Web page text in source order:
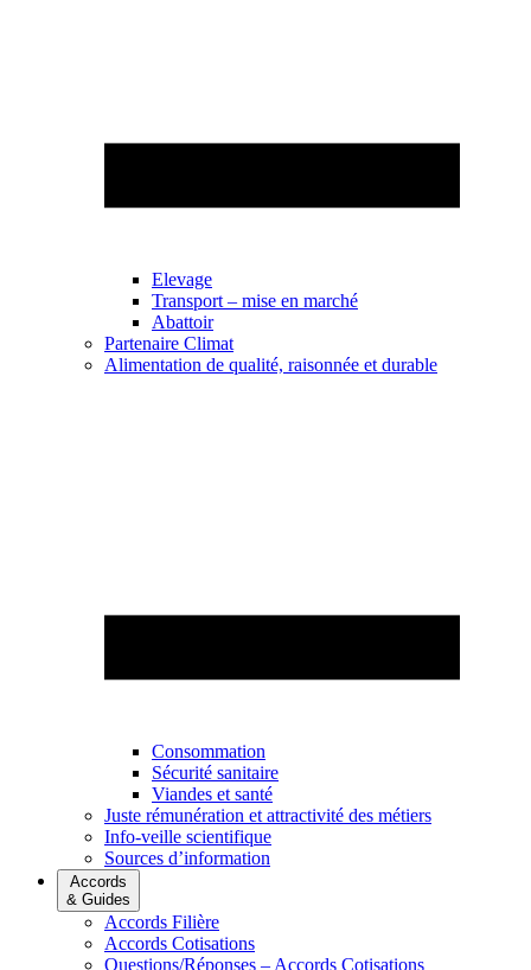
Elevage
Transport – mise en marché
Abattoir
Partenaire Climat
Alimentation de qualité, raisonnée et durable
Consommation
Sécurité sanitaire
Viandes et santé
Juste rémunération et attractivité des métiers
Info-veille scientifique
Sources d’information
Accords
& Guides
Accords Filière
Accords Cotisations
Questions/Réponses – Accords Cotisations